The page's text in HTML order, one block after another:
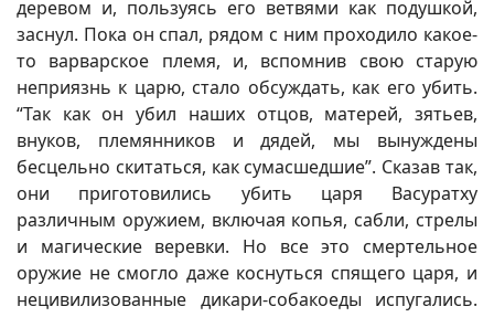
деревом и, пользуясь его ветвями как подушкой,
заснул. Пока он спал, рядом с ним проходило какое-
то варварское племя, и, вспомнив свою старую
неприязнь к царю, стало обсуждать, как его убить.
“Так как он убил наших отцов, матерей, зятьев,
внуков, племянников и дядей, мы вынуждены
бесцельно скитаться, как сумасшедшие”. Сказав так,
они приготовились убить царя Васуратху
различным оружием, включая копья, сабли, стрелы
и магические веревки. Но все это смертельное
оружие не смогло даже коснуться спящего царя, и
нецивилизованные дикари-собакоеды испугались.